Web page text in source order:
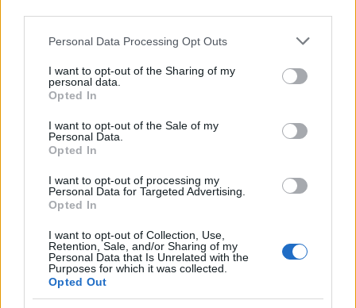
Please note that this website/app uses one or more Google
not limited to your visit or usage behaviour. You may click to
grant or deny consent to Google and its third-party tags to
use your data for below specified purposes in below Google
consent section.
Personal Data Processing Opt Outs
I want to opt-out of the Sharing of my
personal data.
Opted In
I want to opt-out of the Sale of my
Personal Data.
Opted In
I want to opt-out of processing my
Personal Data for Targeted Advertising.
Opted In
I want to opt-out of Collection, Use,
Retention, Sale, and/or Sharing of my
Personal Data that Is Unrelated with the
Purposes for which it was collected.
Opted Out
2/7.
Hazai. Odds:2,36.
2 hónapja
Heti játek
02245 H
C. Burel - T. Korpatsch
05.12. 13:30